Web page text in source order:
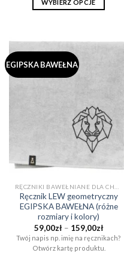
WYBIERZ OPCJE
ma
wiele
wariantów.
Opcje
wybrać
na
stronie
produktu
EGIPSKA BAWEŁNA
Ręcznik LEW geometryczny
EGIPSKA BAWEŁNA (różne
rozmiary i kolory)
59,00zł – 159,00złZakres
cen:
od
Twój napis np. imię na ręcznikach?
Otwórz kartę produktu.